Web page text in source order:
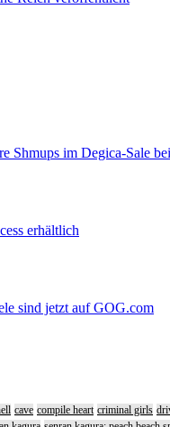
Shmups im Degica-Sale
erhältlich
sind jetzt auf GOG.com
cave compile heart criminal girls